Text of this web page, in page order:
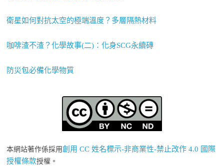
衛星如何對抗太空的極端溫度？多層隔熱材料
咖啡渣不渣？化學故事(二)：化身SCG永續磚
防災包必備化學物質
本網站著作係採用創用 CC 姓名標示-非商業性-禁止改作 4.0 國際
授權條款授權。